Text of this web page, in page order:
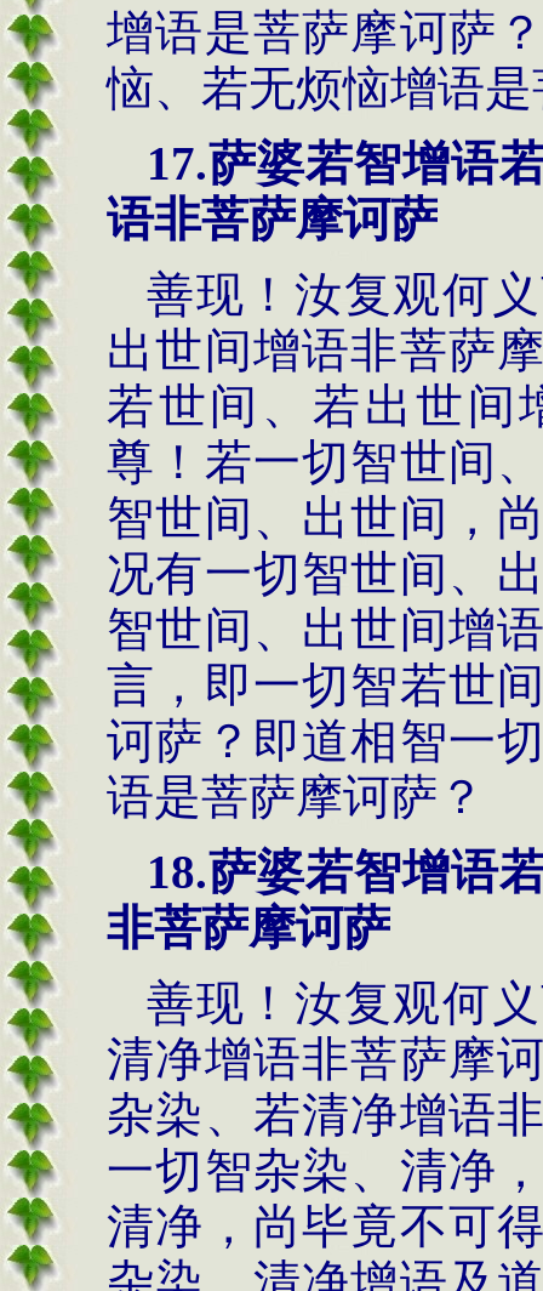
增语是菩萨摩诃萨
恼、若无烦恼增语
17.萨婆若智增语
语非菩萨摩诃萨
善现！汝复观何
出世间增语非菩萨
若世间、若出世间
尊！若一切智世间
智世间、出世间，
况有一切智世间、
智世间、出世间增
言，即一切智若世
诃萨？即道相智一
语是菩萨摩诃萨？
18.萨婆若智增语
非菩萨摩诃萨
善现！汝复观何
清净增语非菩萨摩
杂染、若清净增语
一切智杂染、清净
清净，尚毕竟不可